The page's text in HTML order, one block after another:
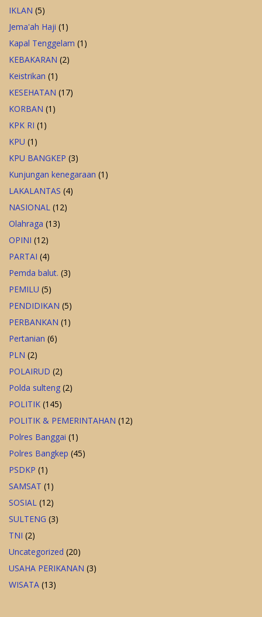
IKLAN (5)
Jema'ah Haji (1)
Kapal Tenggelam (1)
KEBAKARAN (2)
Keistrikan (1)
KESEHATAN (17)
KORBAN (1)
KPK RI (1)
KPU (1)
KPU BANGKEP (3)
Kunjungan kenegaraan (1)
LAKALANTAS (4)
NASIONAL (12)
Olahraga (13)
OPINI (12)
PARTAI (4)
Pemda balut. (3)
PEMILU (5)
PENDIDIKAN (5)
PERBANKAN (1)
Pertanian (6)
PLN (2)
POLAIRUD (2)
Polda sulteng (2)
POLITIK (145)
POLITIK & PEMERINTAHAN (12)
Polres Banggai (1)
Polres Bangkep (45)
PSDKP (1)
SAMSAT (1)
SOSIAL (12)
SULTENG (3)
TNI (2)
Uncategorized (20)
USAHA PERIKANAN (3)
WISATA (13)